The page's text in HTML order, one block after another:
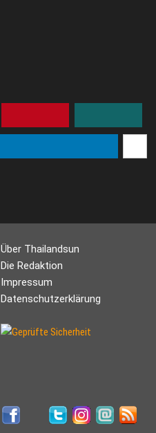
Über Thailandsun
Die Redaktion
Impressum
Datenschutzerklärung